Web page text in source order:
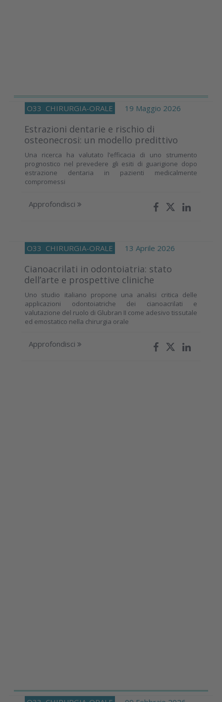
O33 CHIRURGIA-ORALE 19 Maggio 2026
Estrazioni dentarie e rischio di
osteonecrosi: un modello predittivo
Una ricerca ha valutato l’efficacia di uno strumento
prognostico nel prevedere gli esiti di guarigione dopo
estrazione dentaria in pazienti medicalmente
compromessi
Approfondisci
O33 CHIRURGIA-ORALE 13 Aprile 2026
Cianoacrilati in odontoiatria: stato
dell’arte e prospettive cliniche
Uno studio italiano propone una analisi critica delle
applicazioni odontoiatriche dei cianoacrilati e
valutazione del ruolo di Glubran II come adesivo tissutale
ed emostatico nella chirurgia orale
Approfondisci